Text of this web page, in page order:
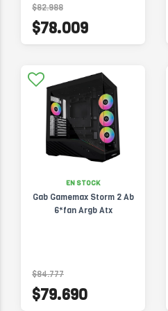
$82.988
$78.009
EN STOCK
Gab Gamemax Storm 2 Ab
6*fan Argb Atx
$84.777
$79.690